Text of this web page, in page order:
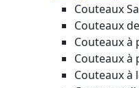
Couteaux
Couteaux
Couteaux à
Couteaux à
Couteaux à